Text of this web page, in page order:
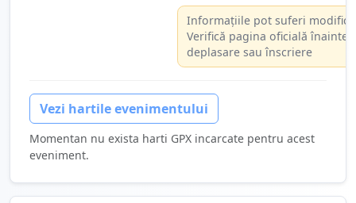
Informațiile pot suferi
Verifică pagina oficială înainte
deplasare sau înscriere
Vezi hartile evenimentului
Momentan nu exista harti GPX incarcate pentru acest
eveniment.